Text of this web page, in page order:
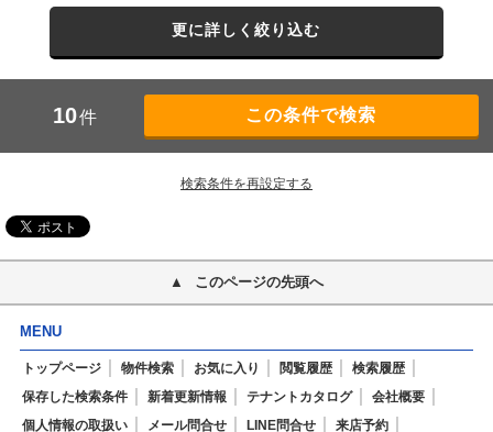
更に詳しく絞り込む
10件
検索条件を再設定する
このページの先頭へ
MENU
トップページ 物件検索 お気に入り 閲覧履歴
検索履歴
保存した検索条件
新着更新情報 テナントカタログ
会社概要
個人情報の取扱い
メール問合せ LINE問合せ
来店予約